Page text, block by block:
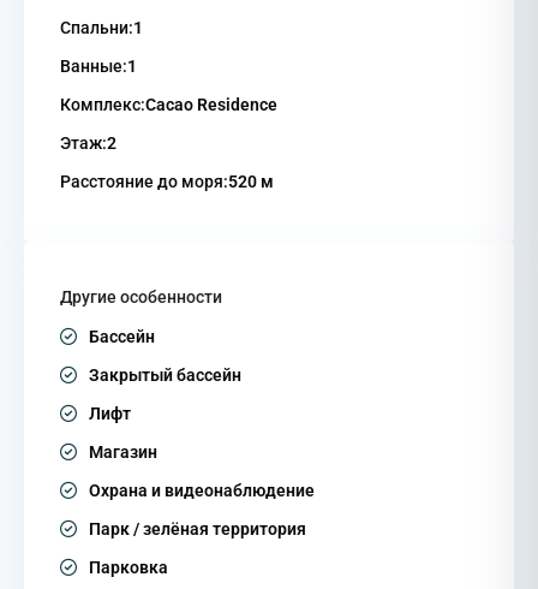
Спальни:1
Ванные:1
Комплекс:Cacao Residence
Этаж:2
Расстояние до моря:520 м
Другие особенности
Бассейн
Закрытый бассейн
Лифт
Магазин
Охрана и видеонаблюдение
Парк / зелёная территория
Парковка